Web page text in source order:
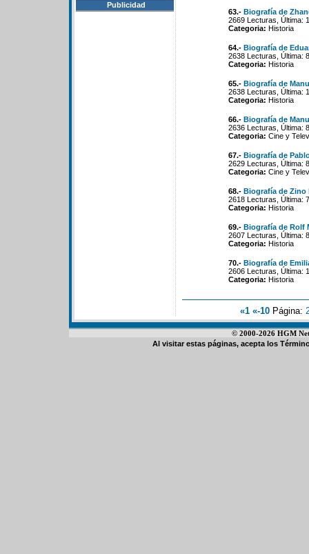
Publicidad
63.- Biografía de
2669 Lecturas, Última:
Categoria: Historia
64.- Biografía de
2638 Lecturas, Última:
Categoria: Historia
65.- Biografía de
2638 Lecturas, Última:
Categoria: Historia
66.- Biografía de
2636 Lecturas, Última:
Categoria: Cine y
67.- Biografía de
2629 Lecturas, Última:
Categoria: Cine y
68.- Biografía de Zino
2618 Lecturas, Última:
Categoria: Historia
69.- Biografía de Rolf
2607 Lecturas, Última:
Categoria: Historia
70.- Biografía de
2606 Lecturas, Última:
Categoria: Historia
«1 «-10 Página:
© 2000-2026 HGM
Al visitar estas páginas, acepta los